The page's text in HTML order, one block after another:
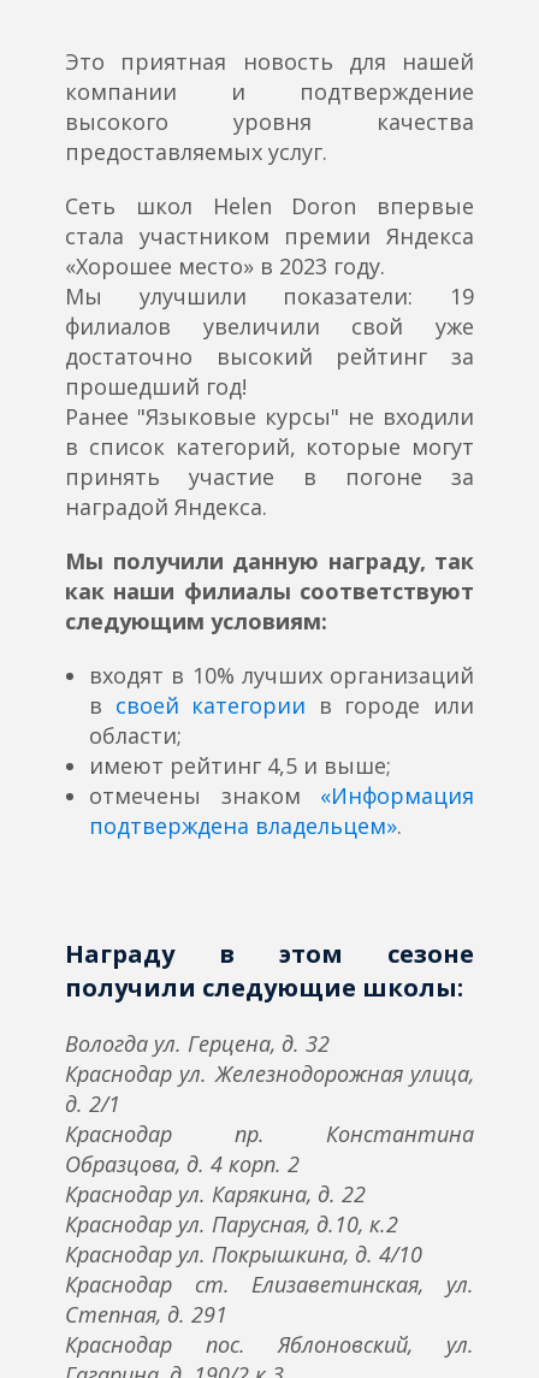
Это приятная новость для нашей
компании и подтверждение
высокого уровня качества
предоставляемых услуг.
Сеть школ Helen Doron впервые
стала участником премии Яндекса
«Хорошее место» в 2023 году.
Мы улучшили показатели: 19
филиалов увеличили свой уже
достаточно высокий рейтинг за
прошедший год!
Ранее "Языковые курсы" не входили
в список категорий, которые могут
принять участие в погоне за
наградой Яндекса.
Мы получили данную награду, так
как наши филиалы соответствуют
следующим условиям:
входят в 10% лучших организаций
в своей категории в городе или
области;
имеют рейтинг 4,5 и выше;
отмечены знаком «Информация
подтверждена владельцем».
Награду в этом сезоне
получили следующие школы:
Вологда ул. Герцена, д. 32
Краснодар ул. Железнодорожная улица,
д. 2/1
Краснодар пр. Константина
Образцова, д. 4 корп. 2
Краснодар ул. Карякина, д. 22
Краснодар ул. Парусная, д.10, к.2
Краснодар ул. Покрышкина, д. 4/10
Краснодар ст. Елизаветинская, ул.
Степная, д. 291
Краснодар пос. Яблоновский, ул.